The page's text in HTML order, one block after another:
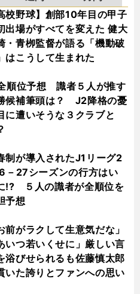
校野球】創部10年目の甲子
出場がすべてを変えた 健大
・青栁監督が語る「機動破
はこうして生まれた
順位予想 識者５人が推す
候補筆頭は？ J2降格の憂
に遭いそうな３クラブと
制が導入されたJ1リーグ2
－27シーズンの行方はい
!? ５人の識者が全順位を
予想
前がラクして生意気だな」
いつ若いくせに」厳しい言
浴びせられるも佐藤慎太郎
いた誇りとファンへの思い